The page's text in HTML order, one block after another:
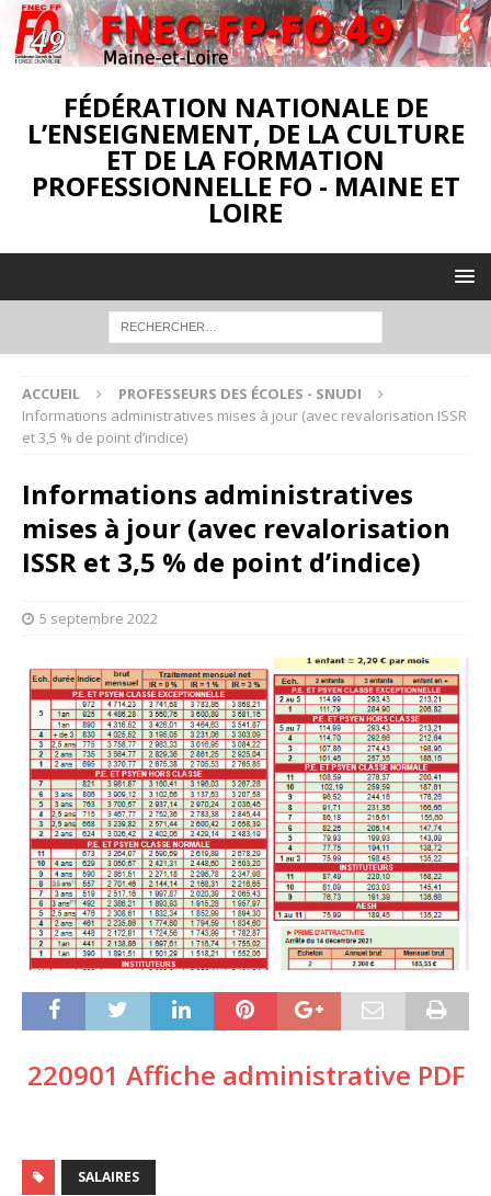
FÉDÉRATION NATIONALE DE
L’ENSEIGNEMENT, DE LA CULTURE
ET DE LA FORMATION
PROFESSIONNELLE FO - MAINE ET
LOIRE
ACCUEIL
PROFESSEURS DES ÉCOLES - SNUDI
Informations administratives mises à jour (avec revalorisation ISSR
et 3,5 % de point d’indice)
Informations administratives
mises à jour (avec revalorisation
ISSR et 3,5 % de point d’indice)
5 septembre 2022
220901 Affiche administrative PDF
SALAIRES